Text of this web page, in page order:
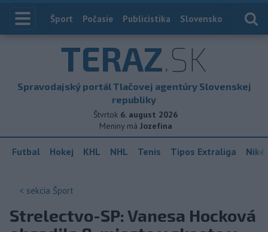
Index
Šport Počasie Publicistika Slovensko
TERAZ.SK
Spravodajský portál Tlačovej agentúry Slovenskej
republiky
Štvrtok 6. august 2026
Meniny má Jozefína
Futbal Hokej KHL NHL Tenis Tipos Extraliga
< sekcia Šport
Strelectvo-SP: Vanesa Hocková